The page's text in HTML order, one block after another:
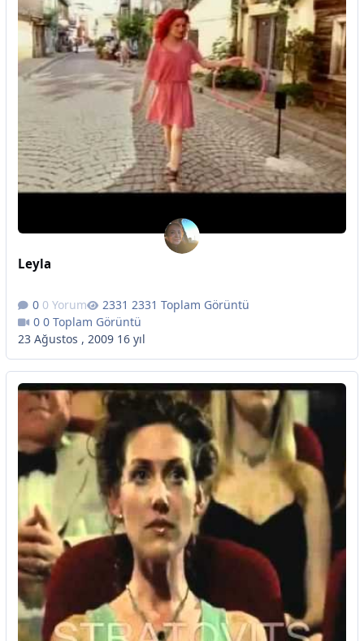
Leyla
0 Yorum
2331 Toplam Görüntü
0 Toplam Görüntü
23 Ağustos , 2009 16 yıl